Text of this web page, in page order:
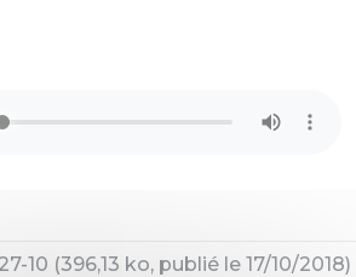
10 (396,13 ko, publié le 17/10/2018)